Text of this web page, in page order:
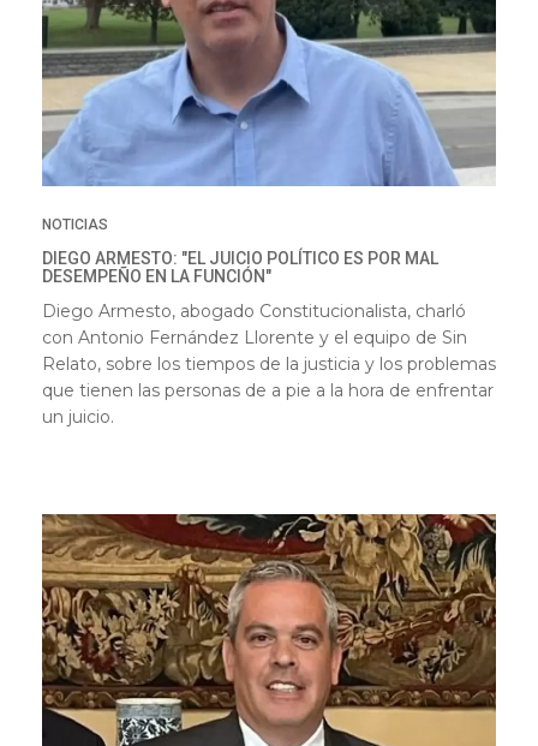
NOTICIAS
DIEGO ARMESTO: "EL JUICIO POLÍTICO ES POR MAL
DESEMPEÑO EN LA FUNCIÓN"
Diego Armesto, abogado Constitucionalista, charló
con Antonio Fernández Llorente y el equipo de Sin
Relato, sobre los tiempos de la justicia y los problemas
que tienen las personas de a pie a la hora de enfrentar
un juicio.